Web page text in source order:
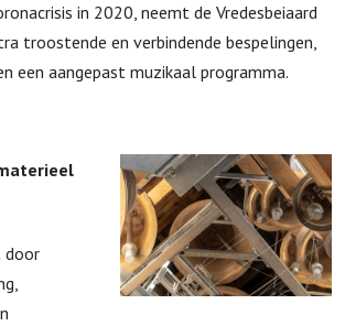
in 2020, neemt de Vredesbeiaard
troostende en verbindende bespelingen,
een aangepast muzikaal programma.
door